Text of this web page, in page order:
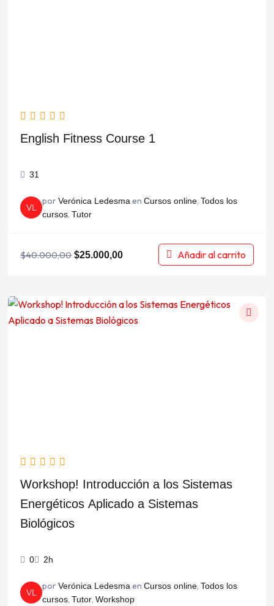
English Fitness Course 1
31
VL
porVerónica Ledesma en Cursos online, Todos los
cursos, Tutor
$40.000,00 $25.000,00 Añadir al carrito
Workshop! Introducción a los Sistemas
Energéticos Aplicado a Sistemas
Biológicos
0 2h
VL
porVerónica Ledesmaen Cursos online, Todos los
cursos, Tutor, Workshop
El
precio
El
precio